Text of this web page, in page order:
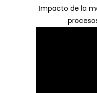
Impacto de la